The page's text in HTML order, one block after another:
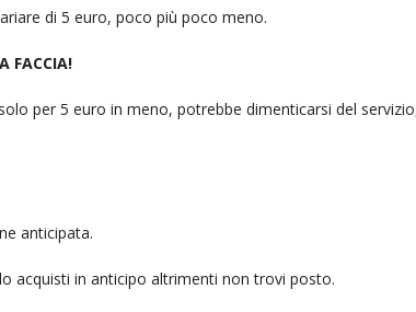
di 5 euro, poco più poco meno.
FACCIA!
per 5 euro in meno, potrebbe dimenticarsi del
anticipata.
acquisti in anticipo altrimenti non trovi posto.